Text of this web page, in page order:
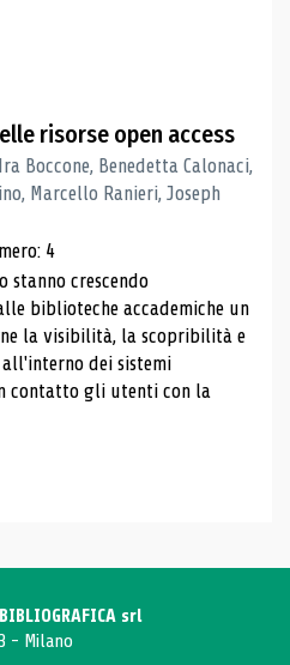
risorse open access
Boccone, Benedetta Calonaci,
Marcello Ranieri, Joseph
4
stanno crescendo
biblioteche accademiche un
la visibilità, la scopribilità e
dei sistemi
contatto gli utenti con la
srl
- Milano